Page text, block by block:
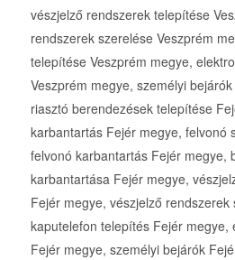
vészjelző rendszerek telepítése
rendszerek szerelése Veszprém
telepítése Veszprém megye,
Veszprém megye, személyi
riasztó berendezések telepítése
karbantartás Fejér megye, felvonó
felvonó karbantartás Fejér megye,
karbantartása Fejér megye,
Fejér megye, vészjelző
kaputelefon telepítés Fejér megye,
Fejér megye, személyi bejárók